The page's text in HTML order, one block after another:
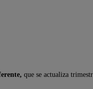
que se actualiza